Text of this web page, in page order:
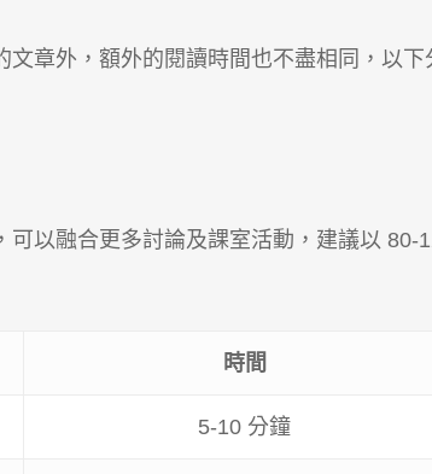
章外，額外的閱讀時間也不盡相同，以下
以融合更多討論及課室活動，建議以 80-
時間
5-10 分鐘